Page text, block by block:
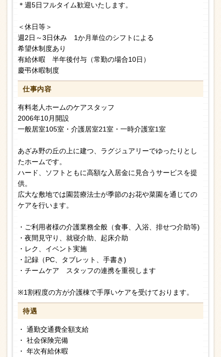
＊週5日フルタイム歓迎いたします。
＜休日等＞
週2日～3日休み 1か月単位のシフトによる
希望休制度あり
有給休暇 半年後付与（常勤の場合10日）
慶弔休暇制度
仕事内容
有料老人ホームのケアスタッフ
2006年10月開設
一般居室105室・介護居室21室・一時介護室1室
あざみ野の丘の上に建つ、ラグジュアリーでゆったりとし
たホームです。
ハード、ソフトともに高額な入居金に見合うサービスを提
供。
広大な敷地では園芸療法士が季節のお花や菜園を通じての
ケアを行います。
・ご利用者様の介護業務全般（食事、入浴、排せつ介助等)
・夜間見守り、就寝介助、起床介助
・レク、イベント実施
・記録（PC、タブレット、手書き)
・チームケア スタッフの連携を重視します
※1割程度の方が介護棟で手厚いケアを受けております。
待遇
・ 通勤交通費全額支給
・ 社会保険完備
・ 年次有給休暇